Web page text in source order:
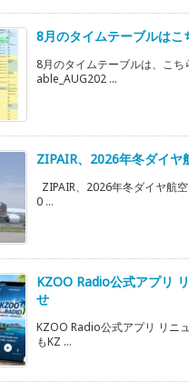
8月のタイムテーブルはこ
8月のタイムテーブルは、こ
able_AUG202 ...
ZIPAIR、2026年冬ダイヤ
ZIPAIR、2026年冬ダイヤ航
0 ...
KZOO Radio公式アプリ
せ
KZOO Radio公式アプリ リニ
もKZ ...